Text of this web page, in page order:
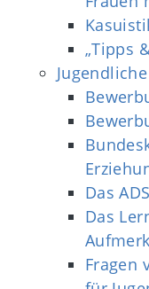
„Tipps
Jugendliche
Das
Das
Fragen